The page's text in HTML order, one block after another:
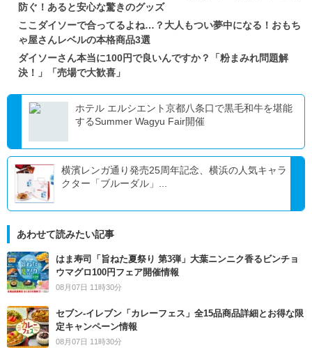
防ぐ！あると安心な驚きのグッズ
ここダイソーで合ってるよね…？大人もつい夢中になる！おもち
ゃ屋さんレベルの本格商品3選
ダイソーさん本当に100円で良いんですか？「粉まみれ問題解
決！」「売場で大歓喜」
ホテル エルシエント京都八条口で黒毛和牛を堪能
するSummer Wagyu Fair開催
横濱レンガ通り発売25周年記念、横浜の人気キャラ
クター「ブルーダル」...
あわせて読みたい記事
はま寿司「旨ねた夏祭り 第3弾」大葉ニンニク香るビンチョ
ウマグロ100円フェア開催情報
08月07日 11時30分
セブン‐イレブン「カレーフェス」全15品商品詳細とお得な限
定キャンペーン情報
08月07日 11時30分